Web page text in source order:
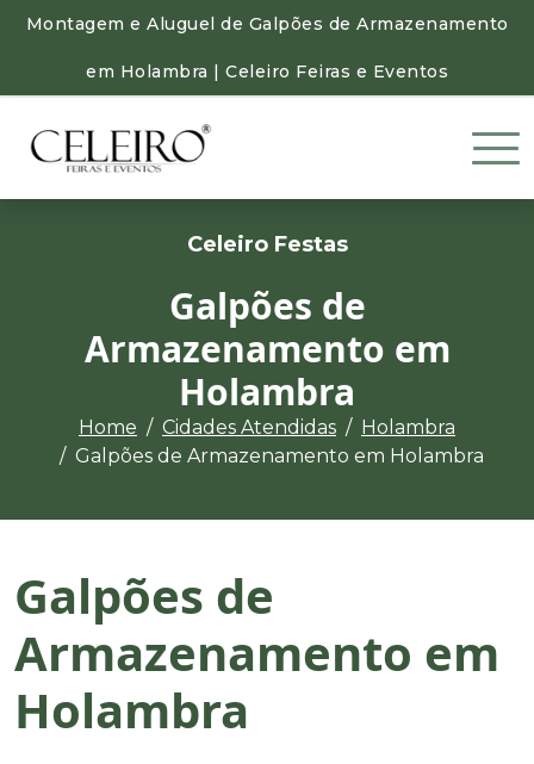
Montagem e Aluguel de Galpões de Armazenamento
em Holambra | Celeiro Feiras e Eventos
Celeiro Festas
Galpões de
Armazenamento em
Holambra
Home Cidades Atendidas
Holambra
Galpões de Armazenamento em Holambra
Galpões de
Armazenamento em
Holambra